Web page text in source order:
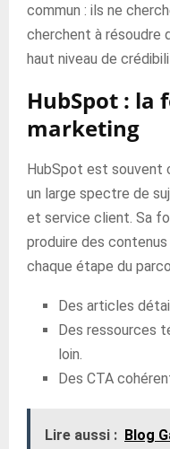
commun : ils ne
cherchent à résoudre
haut niveau de
HubSpot : la
marketing
HubSpot est souvent
un large spectre de
et service client. Sa
produire des
chaque étape du
Des articles
Des ressources
loin.
Des CTA
Lire aussi : Blog